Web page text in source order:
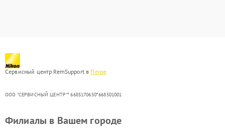
Сервисный центр RemSupport в Пензе
ООО "СЕРВИСНЫЙ ЦЕНТР"* 6685170650*668501001
Филиалы в Вашем городе